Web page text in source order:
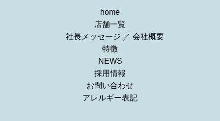
home
店舗一覧
社長メッセージ ／ 会社概要
特徴
NEWS
採用情報
お問い合わせ
アレルギー表記